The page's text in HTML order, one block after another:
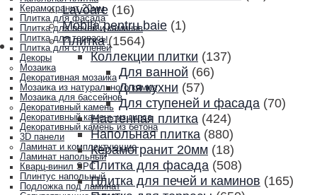
Керамогранит 20мм
Плитка для фасада
Плитка для печей и каминов
Плитка для террасы
Плитка для ступеней
Декоры
Мозаика
Декоративная мозаика
Мозаика из натурального камня
Мозаика для бассейнов
Декоративный камень
Декоративный камень из гипса
Декоративный камень из бетона
3D панели
Ламинат и комплектующие
Ламинат напольный
Кварц-винил SPC
Плинтус напольный
Подложка под ламинат
Lavoare (16)
Mobila pentru baie (1)
Плитка (1564)
Коллекции плитки (137)
Для ванной (66)
Для кухни (57)
Для ступеней и фасада (70)
Настенная плитка (424)
Напольная плитка (880)
Керамогранит 20мм (18)
Плитка для фасада (508)
Плитка для печей и каминов (165)